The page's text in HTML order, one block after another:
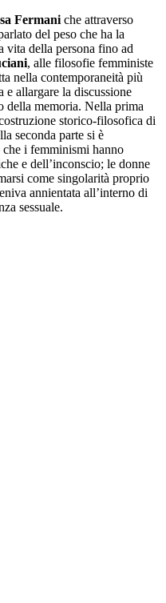
Fermani che attraverso
del peso che ha la
vita della persona fino ad
, alle filosofie femministe
nella contemporaneità più
e allargare la discussione
della memoria. Nella prima
storico-filosofica di
seconda parte si è
che i femminismi hanno
e dell’inconscio; le donne
come singolarità proprio
annientata all’interno di
sessuale.